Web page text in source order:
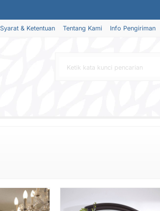
Syarat & Ketentuan Tentang Kami Info Pengiriman